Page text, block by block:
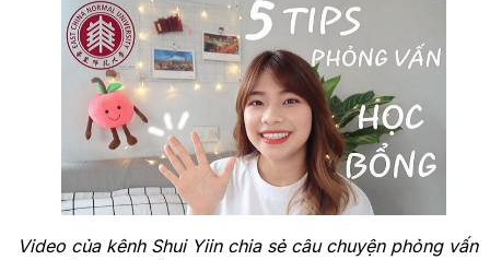
Video của kênh Shui Yiin chia sẻ câu chuyện phỏng vấn